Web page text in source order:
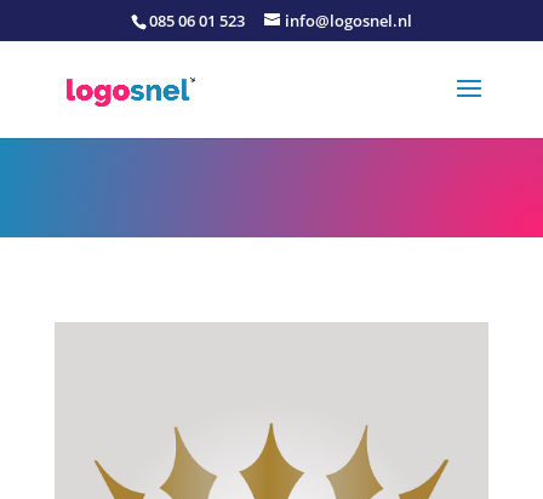
085 06 01 523 info@logosnel.nl